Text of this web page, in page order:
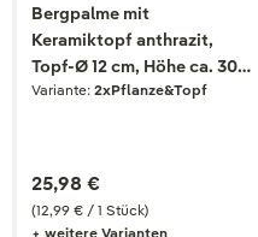
Bergpalme mit
Keramiktopf anthrazit,
Topf-Ø 12 cm, Höhe ca. 30
cm, 2er-Set
Variante: 2xPflanze&Topf
(12,99 € / 1 Stück)
25,98 €
+ weitere Varianten